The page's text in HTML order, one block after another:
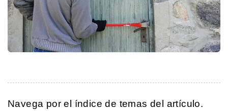
Navega por el índice de temas del artículo.